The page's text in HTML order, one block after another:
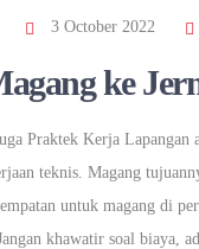
3 October 2022
ke
Praktek Kerja Lapangan
teknis. Magang
untuk magang di
khawatir soal biaya,